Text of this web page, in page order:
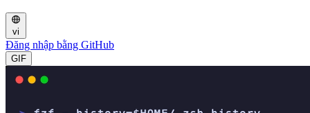
vi
Đăng nhập bằng GitHub
GIF